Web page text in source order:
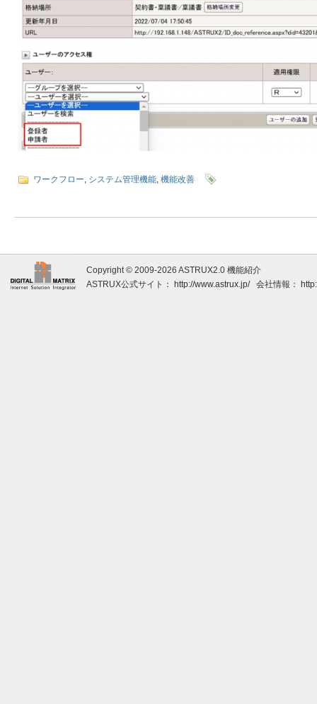
ワークフロー, システム管理機能, 機能改善
Copyright © 2009-2026 ASTRUX2.0 機能紹介
ASTRUX公式サイト：
http://www.astrux.jp/会社情報：